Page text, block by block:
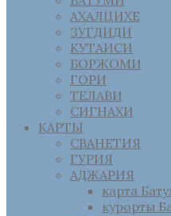
АХАЛЦИХЕ
ЗУГДИДИ
КУТАИСИ
БОРЖОМИ
ГОРИ
ТЕЛАВИ
СИГНАХИ
КАРТЫ
СВАНЕТИЯ
ГУРИЯ
АДЖАРИЯ
карта
курорты